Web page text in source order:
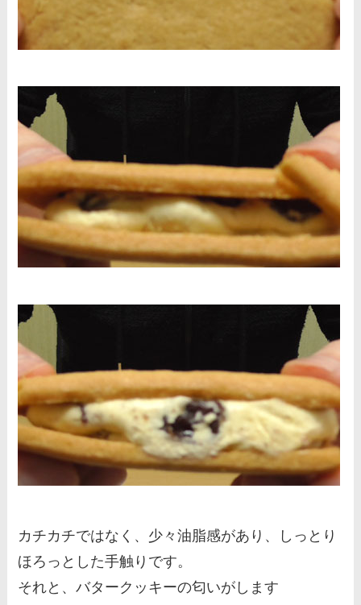
カチカチではなく、少々油脂感があり、しっとり
ほろっとした手触りです。
それと、バタークッキーの匂いがします